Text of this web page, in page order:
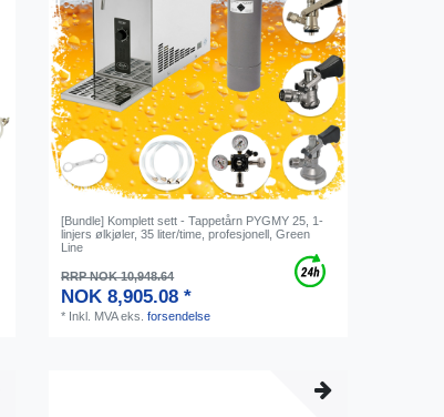
[Bundle] Komplett sett - Tappetårn PYGMY 25, 1-
linjers ølkjøler, 35 liter/time, profesjonell, Green
Line
RRP NOK 10,948.64
NOK 8,905.08 *
* Inkl. MVAeks.forsendelse